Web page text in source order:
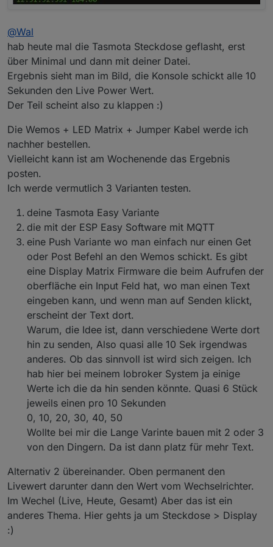
@Wal
hab heute mal die Tasmota Steckdose geflasht, erst
über Minimal und dann mit deiner Datei.
Ergebnis sieht man im Bild, die Konsole schickt alle 10
Sekunden den Live Power Wert.
Der Teil scheint also zu klappen :)
Die Wemos + LED Matrix + Jumper Kabel werde ich
nachher bestellen.
Vielleicht kann ist am Wochenende das Ergebnis
posten.
Ich werde vermutlich 3 Varianten testen.
deine Tasmota Easy Variante
die mit der ESP Easy Software mit MQTT
eine Push Variante wo man einfach nur einen Get
oder Post Befehl an den Wemos schickt. Es gibt
eine Display Matrix Firmware die beim Aufrufen der
oberfläche ein Input Feld hat, wo man einen Text
eingeben kann, und wenn man auf Senden klickt,
erscheint der Text dort.
Warum, die Idee ist, dann verschiedene Werte dort
hin zu senden, Also quasi alle 10 Sek irgendwas
anderes. Ob das sinnvoll ist wird sich zeigen. Ich
hab hier bei meinem Iobroker System ja einige
Werte ich die da hin senden könnte. Quasi 6 Stück
jeweils einen pro 10 Sekunden
0, 10, 20, 30, 40, 50
Wollte bei mir die Lange Varinte bauen mit 2 oder 3
von den Dingern. Da ist dann platz für mehr Text.
Alternativ 2 übereinander. Oben permanent den
Livewert darunter dann den Wert vom Wechselrichter.
Im Wechel (Live, Heute, Gesamt) Aber das ist ein
anderes Thema. Hier gehts ja um Steckdose > Display
:)